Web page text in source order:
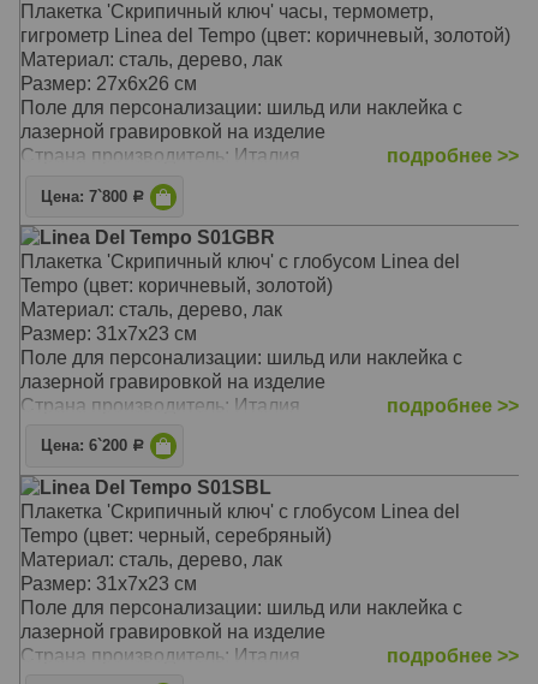
Плакетка 'Скрипичный ключ' часы, термометр,
гигрометр Linea del Tempo (цвет: коричневый, золотой)
Материал: сталь, дерево, лак
Размер: 27х6х26 см
Поле для персонализации: шильд или наклейка с
лазерной гравировкой на изделие
Страна производитель: Италия
подробнее >>
Цена: 7`800 Р
Linea Del Tempo S01GBR
Плакетка 'Скрипичный ключ' с глобусом Linea del
Tempo (цвет: коричневый, золотой)
Материал: сталь, дерево, лак
Размер: 31х7х23 см
Поле для персонализации: шильд или наклейка с
лазерной гравировкой на изделие
Страна производитель: Италия
подробнее >>
Цена: 6`200 Р
Linea Del Tempo S01SBL
Плакетка 'Скрипичный ключ' с глобусом Linea del
Tempo (цвет: черный, серебряный)
Материал: сталь, дерево, лак
Размер: 31х7х23 см
Поле для персонализации: шильд или наклейка с
лазерной гравировкой на изделие
Страна производитель: Италия
подробнее >>